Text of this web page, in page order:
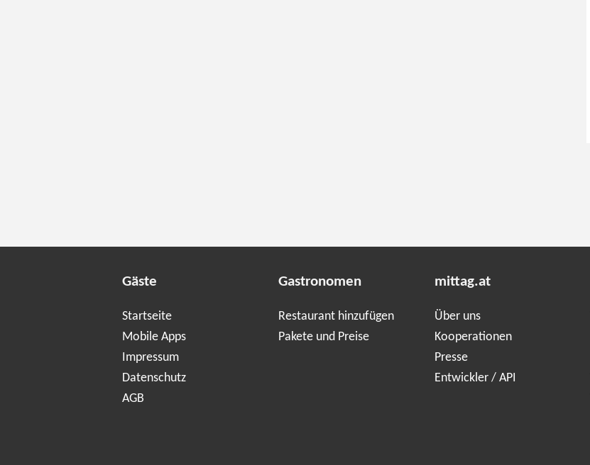
Gäste
Startseite
Mobile Apps
Impressum
Datenschutz
AGB
Gastronomen
Restaurant hinzufügen
Pakete und Preise
mittag.at
Über uns
Kooperationen
Presse
Entwickler / API